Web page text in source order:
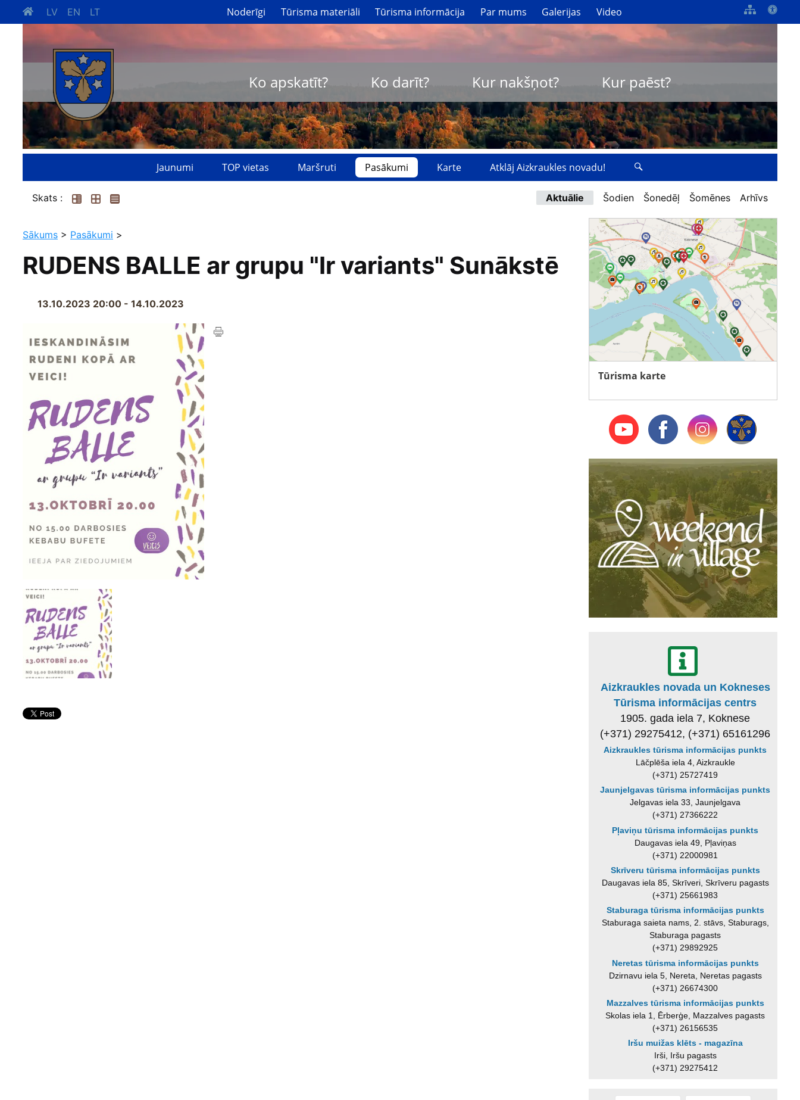
LV EN LT Noderīgi Tūrisma materiāli Tūrisma informācija Par mums Galerijas Video
Ko apskatīt? Ko darīt? Kur nakšņot? Kur paēst?
Jaunumi TOP vietas Maršruti Pasākumi Karte Atklāj Aizkraukles novadu!
Skats : Aktuālie Šodien Šonedēļ Šomēnes Arhīvs
Sākums > Pasākumi >
RUDENS BALLE ar grupu "Ir variants" Sunākstē
13.10.2023 20:00 - 14.10.2023
Tūrisma karte
Aizkraukles novada un Kokneses
Tūrisma informācijas centrs
1905. gada iela 7, Koknese
(+371) 29275412, (+371) 65161296
Aizkraukles tūrisma informācijas punkts
Lāčplēša iela 4, Aizkraukle
(+371) 25727419
Jaunjelgavas tūrisma informācijas punkts
Jelgavas iela 33, Jaunjelgava
(+371) 27366222
Pļaviņu tūrisma informācijas punkts
Daugavas iela 49, Pļaviņas
(+371) 22000981
Skrīveru tūrisma informācijas punkts
Daugavas iela 85, Skrīveri, Skrīveru pagasts
(+371) 25661983
Staburaga tūrisma informācijas punkts
Staburaga saieta nams, 2. stāvs, Staburags,
Staburaga pagasts
(+371) 29892925
Neretas tūrisma informācijas punkts
Dzirnavu iela 5, Nereta, Neretas pagasts
(+371) 26674300
Mazzalves tūrisma informācijas punkts
Skolas iela 1, Ērberģe, Mazzalves pagasts
(+371) 26156535
Iršu muižas klēts - magazīna
Irši, Iršu pagasts
(+371) 29275412